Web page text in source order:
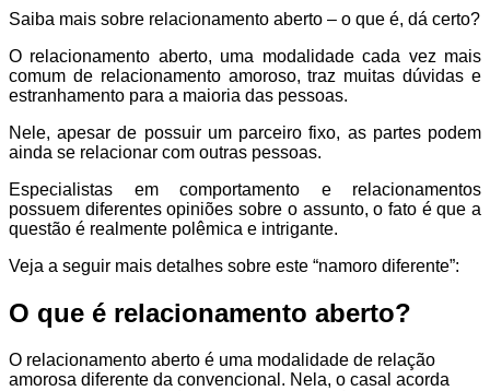
Saiba mais sobre relacionamento aberto – o que é, dá certo?
O relacionamento aberto, uma modalidade cada vez mais
comum de relacionamento amoroso, traz muitas dúvidas e
estranhamento para a maioria das pessoas.
Nele, apesar de possuir um parceiro fixo, as partes podem
ainda se relacionar com outras pessoas.
Especialistas em comportamento e relacionamentos
possuem diferentes opiniões sobre o assunto, o fato é que a
questão é realmente polêmica e intrigante.
Veja a seguir mais detalhes sobre este “namoro diferente”:
O que é relacionamento aberto?
O relacionamento aberto é uma modalidade de relação
amorosa diferente da convencional. Nela, o casal acorda